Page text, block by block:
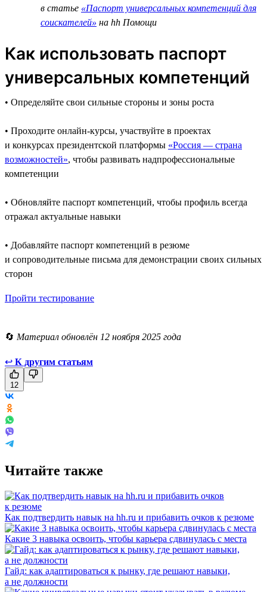
в статье «Паспорт универсальных компетенций для
соискателей» на hh Помощи
Как использовать паспорт
универсальных компетенций
• Определяйте свои сильные стороны и зоны роста
• Проходите онлайн-курсы, участвуйте в проектах
и конкурсах президентской платформы «Россия — страна
возможностей», чтобы развивать надпрофессиональные
компетенции
• Обновляйте паспорт компетенций, чтобы профиль всегда
отражал актуальные навыки
• Добавляйте паспорт компетенций в резюме
и сопроводительные письма для демонстрации своих сильных
сторон
Пройти тестирование
🔄 Материал обновлён 12 ноября 2025 года
↩ К другим статьям
12
Читайте также
Как подтвердить навык на hh.ru и прибавить очков к резюме
Какие 3 навыка освоить, чтобы карьера сдвинулась с места
Гайд: как адаптироваться к рынку, где решают навыки,
а не должности